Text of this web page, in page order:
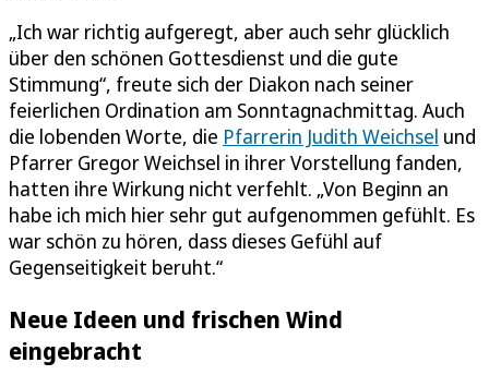
„Ich war richtig aufgeregt, aber auch sehr glücklich
über den schönen Gottesdienst und die gute
Stimmung“, freute sich der Diakon nach seiner
feierlichen Ordination am Sonntagnachmittag. Auch
die lobenden Worte, die Pfarrerin Judith Weichsel und
Pfarrer Gregor Weichsel in ihrer Vorstellung fanden,
hatten ihre Wirkung nicht verfehlt. „Von Beginn an
habe ich mich hier sehr gut aufgenommen gefühlt. Es
war schön zu hören, dass dieses Gefühl auf
Gegenseitigkeit beruht.“
Neue Ideen und frischen Wind
eingebracht